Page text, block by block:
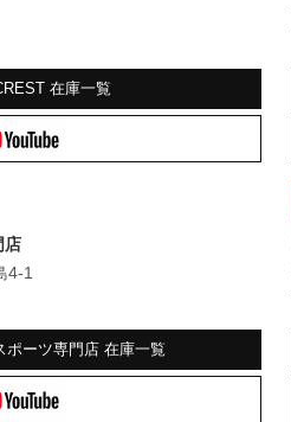
在庫一覧
店
4-1
ポーツ専門店 在庫一覧